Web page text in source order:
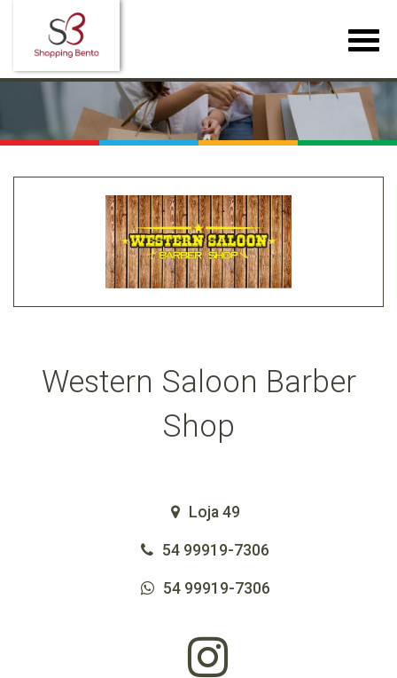
Western Saloon Barber
Shop
Loja 49
54 99919-7306
54 99919-7306